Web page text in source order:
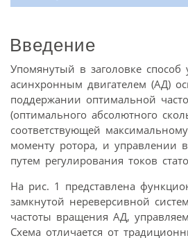
Введение
Упомянутый в заголовке способ
асинхронным двигателем (АД)
поддержании оптимальной
(оптимального абсолютного
соответствующей
моменту ротора, и управлении
путем регулирования токов
На рис. 1 представлена
замкнутой нереверсивной
частоты вращения АД,
Схема отличается от